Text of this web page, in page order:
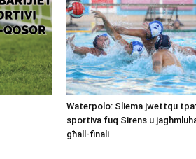
Waterpolo: Sliema jwettqu
sportiva fuq Sirens u
għall-finali